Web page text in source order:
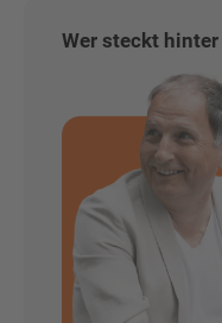
Wer steckt hinter